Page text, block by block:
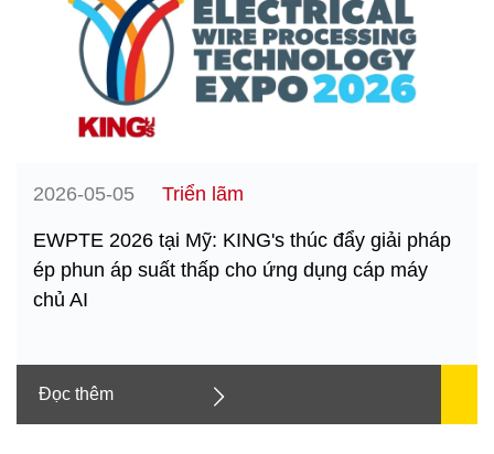
2026-05-05 Triển lãm
EWPTE 2026 tại Mỹ: KING's thúc đẩy giải pháp
ép phun áp suất thấp cho ứng dụng cáp máy
chủ AI
Đọc thêm